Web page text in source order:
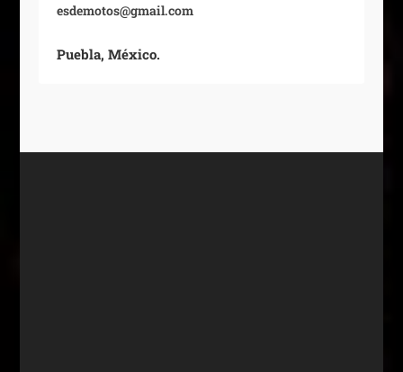
esdemotos@gmail.com
Puebla, México.